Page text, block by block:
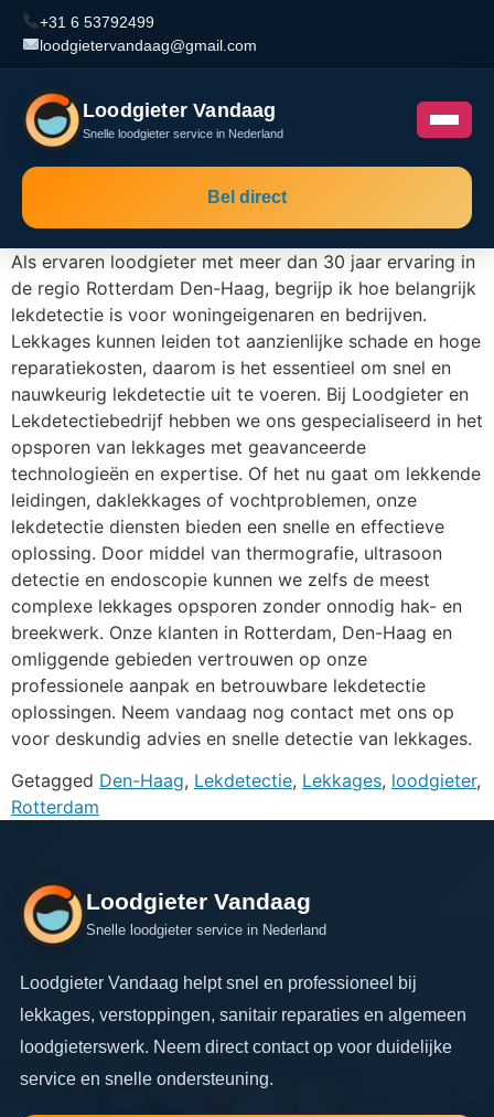
+31 6 53792499
loodgietervandaag@gmail.com
Loodgieter Vandaag
Snelle loodgieter service in Nederland
Bel direct
Als ervaren loodgieter met meer dan 30 jaar ervaring in
de regio Rotterdam Den-Haag, begrijp ik hoe belangrijk
lekdetectie is voor woningeigenaren en bedrijven.
Lekkages kunnen leiden tot aanzienlijke schade en hoge
reparatiekosten, daarom is het essentieel om snel en
nauwkeurig lekdetectie uit te voeren. Bij Loodgieter en
Lekdetectiebedrijf hebben we ons gespecialiseerd in het
opsporen van lekkages met geavanceerde
technologieën en expertise. Of het nu gaat om lekkende
leidingen, daklekkages of vochtproblemen, onze
lekdetectie diensten bieden een snelle en effectieve
oplossing. Door middel van thermografie, ultrasoon
detectie en endoscopie kunnen we zelfs de meest
complexe lekkages opsporen zonder onnodig hak- en
breekwerk. Onze klanten in Rotterdam, Den-Haag en
omliggende gebieden vertrouwen op onze
professionele aanpak en betrouwbare lekdetectie
oplossingen. Neem vandaag nog contact met ons op
voor deskundig advies en snelle detectie van lekkages.
Getagged Den-Haag, Lekdetectie, Lekkages, loodgieter,
Rotterdam
Loodgieter Vandaag
Snelle loodgieter service in Nederland
Loodgieter Vandaag helpt snel en professioneel bij
lekkages, verstoppingen, sanitair reparaties en algemeen
loodgieterswerk. Neem direct contact op voor duidelijke
service en snelle ondersteuning.